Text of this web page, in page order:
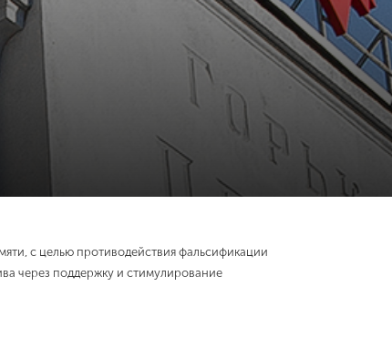
с целью противодействия фальсификации
через поддержку и стимулирование